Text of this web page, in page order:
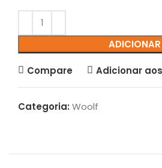
ADICIONAR
Compare Adicionar
Categoria: Woolf